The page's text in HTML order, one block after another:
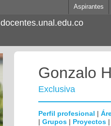
Aspirantes
docentes.unal.edu.co
Gonzalo
Exclusiva
Perfil profesional |
| Grupos | Proyectos